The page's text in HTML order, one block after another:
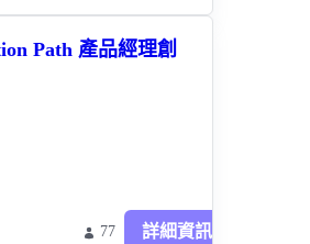
Path 產品經理創
77 詳細資訊